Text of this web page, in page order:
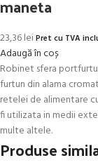
maneta
23,36leiPret cu TVA
Adaugă în coș
Robinet sfera
furtun din alama
retelei de alimentare
fi utilizata in medii
multe altele.
Produse